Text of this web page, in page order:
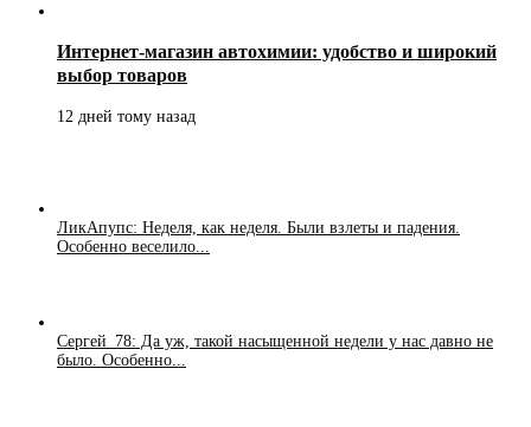
Интернет-магазин автохимии: удобство и широкий
выбор товаров
12 дней тому назад
ЛикАпупс: Неделя, как неделя. Были взлеты и падения.
Особенно веселило...
Сергей_78: Да уж, такой насыщенной недели у нас давно не
было. Особенно...